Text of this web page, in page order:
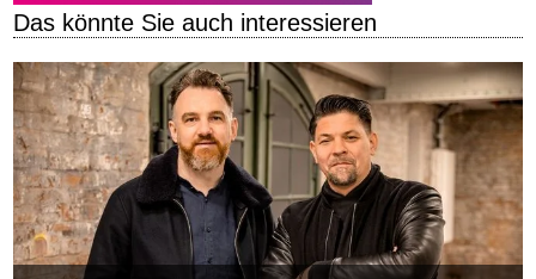
Das könnte Sie auch interessieren